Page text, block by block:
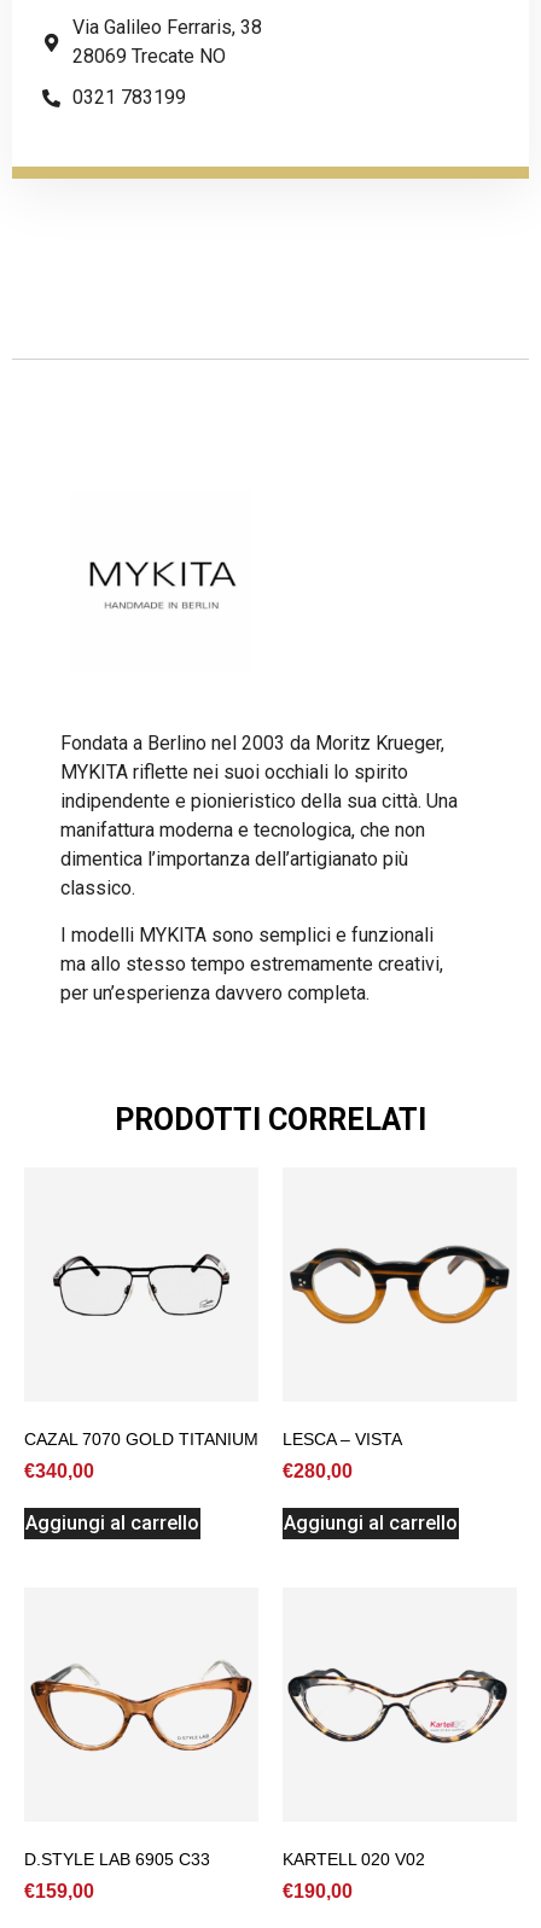
Via Galileo Ferraris, 38
28069 Trecate NO
0321 783199
Fondata a Berlino nel 2003 da Moritz Krueger,
MYKITA riflette nei suoi occhiali lo spirito
indipendente e pionieristico della sua città. Una
manifattura moderna e tecnologica, che non
dimentica l’importanza dell’artigianato più
classico.
I modelli MYKITA sono semplici e funzionali
ma allo stesso tempo estremamente creativi,
per un’esperienza davvero completa.
PRODOTTI CORRELATI
CAZAL 7070 GOLD TITANIUM
€340,00
Aggiungi al carrello
LESCA – VISTA
€280,00
Aggiungi al carrello
D.STYLE LAB 6905 C33
€159,00
KARTELL 020 V02
€190,00